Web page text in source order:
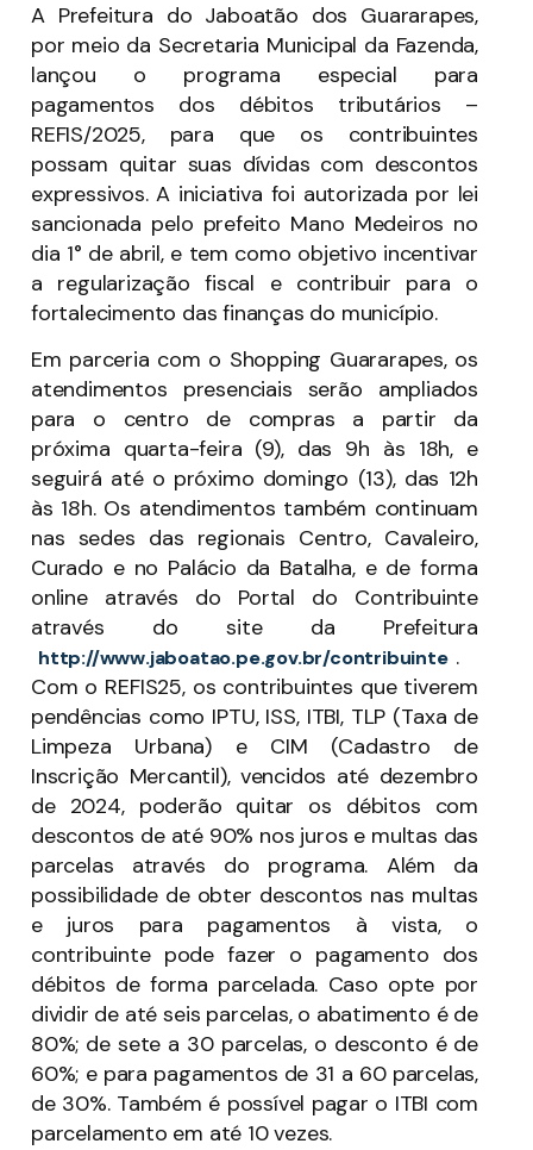
A Prefeitura do Jaboatão dos Guararapes,
por meio da Secretaria Municipal da Fazenda,
lançou o programa especial para
pagamentos dos débitos tributários –
REFIS/2025, para que os contribuintes
possam quitar suas dívidas com descontos
expressivos. A iniciativa foi autorizada por lei
sancionada pelo prefeito Mano Medeiros no
dia 1° de abril, e tem como objetivo incentivar
a regularização fiscal e contribuir para o
fortalecimento das finanças do município.
Em parceria com o Shopping Guararapes, os
atendimentos presenciais serão ampliados
para o centro de compras a partir da
próxima quarta-feira (9), das 9h às 18h, e
seguirá até o próximo domingo (13), das 12h
às 18h. Os atendimentos também continuam
nas sedes das regionais Centro, Cavaleiro,
Curado e no Palácio da Batalha, e de forma
online através do Portal do Contribuinte
através do site da Prefeitura
http://www.jaboatao.pe.gov.br/contribuinte .
Com o REFIS25, os contribuintes que tiverem
pendências como IPTU, ISS, ITBI, TLP (Taxa de
Limpeza Urbana) e CIM (Cadastro de
Inscrição Mercantil), vencidos até dezembro
de 2024, poderão quitar os débitos com
descontos de até 90% nos juros e multas das
parcelas através do programa. Além da
possibilidade de obter descontos nas multas
e juros para pagamentos à vista, o
contribuinte pode fazer o pagamento dos
débitos de forma parcelada. Caso opte por
dividir de até seis parcelas, o abatimento é de
80%; de sete a 30 parcelas, o desconto é de
60%; e para pagamentos de 31 a 60 parcelas,
de 30%. Também é possível pagar o ITBI com
parcelamento em até 10 vezes.